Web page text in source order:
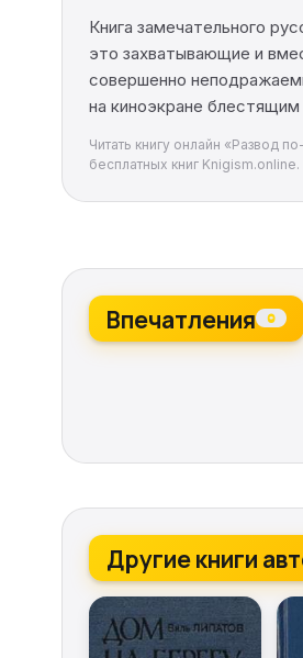
Книга замечательного
это захватывающие и
совершенно
на киноэкране
Читать книгу онлайн «Развод
бесплатных книг Knigism.online.
Впечатления 0
Другие книги